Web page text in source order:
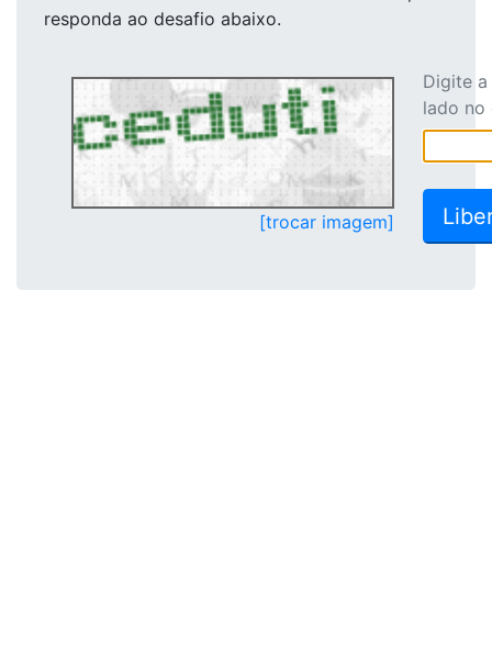
responda ao desafio abaixo.
[trocar imagem]
Digite
lado no